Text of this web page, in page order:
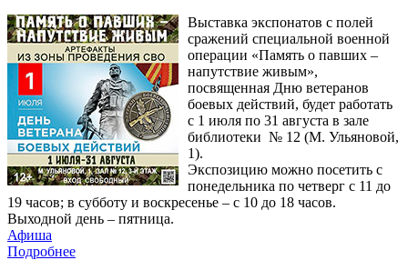
Выставка экспонатов с полей
сражений специальной военной
операции «Память о павших –
напутствие живым»,
посвященная Дню ветеранов
боевых действий, будет работать
с 1 июля по 31 августа в зале
библиотеки № 12 (М. Ульяновой,
1).
Экспозицию можно посетить с
понедельника по четверг с 11 до
19 часов; в субботу и воскресенье – с 10 до 18 часов.
Выходной день – пятница.
Афиша
Подробнее